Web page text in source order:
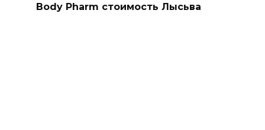
Body Pharm стоимость Лысьва